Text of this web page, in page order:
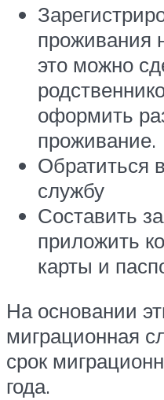
проживания
это можно
оформить
проживание.
Обратиться
службу
Составить
приложить
карты и
На основании
миграционная
срок
года.